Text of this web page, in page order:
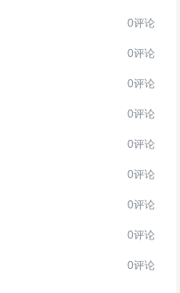
0评论
0评论
0评论
0评论
0评论
0评论
0评论
0评论
0评论